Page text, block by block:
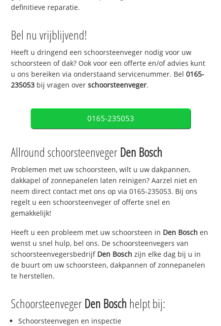
definitieve reparatie.
Bel nu vrijblijvend!
Heeft u dringend een schoorsteenveger nodig voor uw
schoorsteen of dak? Ook voor een offerte en/of advies kunt
u ons bereiken via onderstaand servicenummer. Bel0165-
235053 bij vragen overschoorsteenveger.
0165-235053
Allround schoorsteenveger Den Bosch
Problemen met uw schoorsteen, wilt u uw dakpannen,
dakkapel of zonnepanelen laten reinigen? Aarzel niet en
neem direct contact met ons op via 0165-235053. Bij ons
regelt u een schoorsteenveger of offerte snel en
gemakkelijk!
Heeft u een probleem met uw schoorsteen in Den Bosch en
wenst u snel hulp, bel ons. De schoorsteenvegers van
schoorsteenvegersbedrijf Den Bosch zijn elke dag bij u in
de buurt om uw schoorsteen, dakpannen of zonnepanelen
te herstellen.
Schoorsteenveger Den Bosch helpt bij:
Schoorsteenvegen en inspectie